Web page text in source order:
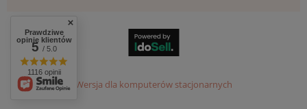
Wersja dla komputerów stacjonarnych
Prawdziwe
opinie klientów
5/ 5.0
1116 opinii